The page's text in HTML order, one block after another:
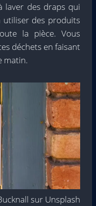
laver des draps qui
utiliser des produits
la pièce. Vous
déchets en faisant
matin.
sur Unsplash